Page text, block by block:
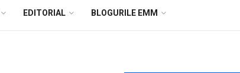
EDITORIAL BLOGURILE EMM